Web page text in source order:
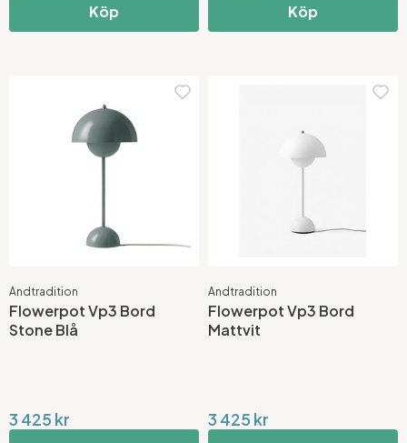
Köp Köp
Andtradition
Flowerpot Vp3 Bord
Stone Blå
3 425 kr
Andtradition
Flowerpot Vp3 Bord
Mattvit
3 425 kr